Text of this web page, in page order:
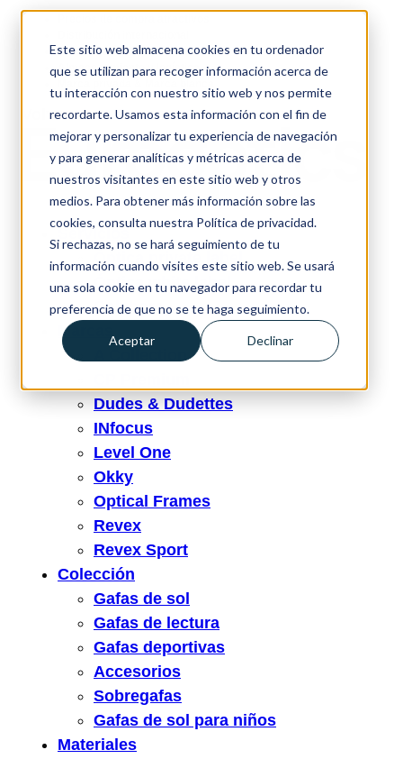
Este sitio web almacena cookies en tu ordenador
que se utilizan para recoger información acerca de
tu interacción con nuestro sitio web y nos permite
recordarte. Usamos esta información con el fin de
mejorar y personalizar tu experiencia de navegación
y para generar analíticas y métricas acerca de
nuestros visitantes en este sitio web y otros
medios. Para obtener más información sobre las
cookies, consulta nuestra Política de privacidad.
Si rechazas, no se hará seguimiento de tu
información cuando visites este sitio web. Se usará
una sola cookie en tu navegador para recordar tu
preferencia de que no se te haga seguimiento.
Aceptar Declinar
Certificación ISO completa
Almacenamiento y logística
Volver
Servicios
Óptica private label
Óptica white label
Colabora
Marcas
A Collection
Dudes & Dudettes
INfocus
Level One
Okky
Optical Frames
Revex
Revex Sport
Colección
Gafas de sol
Gafas de lectura
Gafas deportivas
Accesorios
Sobregafas
Gafas de sol para niños
Materiales